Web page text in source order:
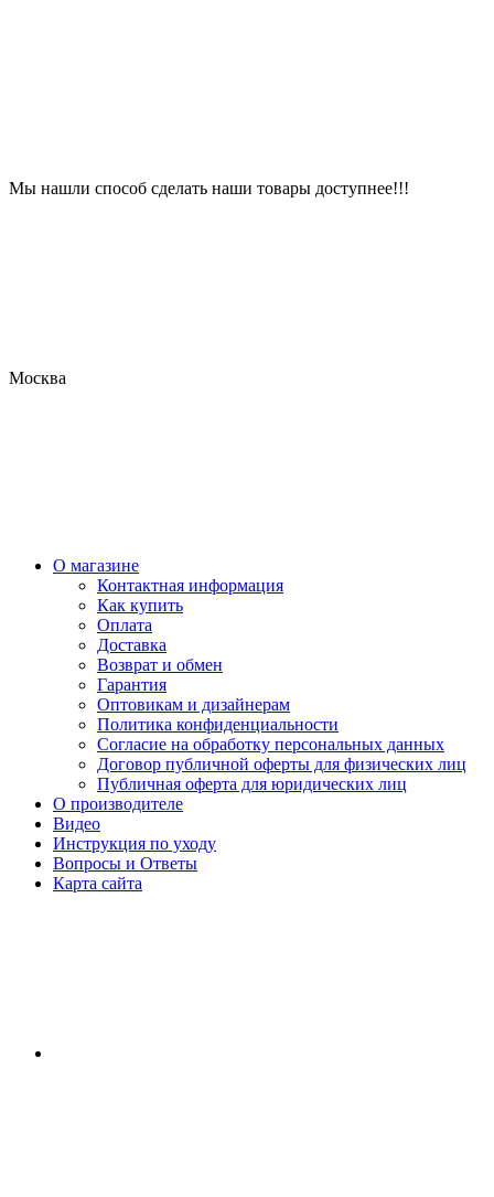
Мы нашли способ сделать наши товары доступнее!!!
Москва
О магазине
Контактная информация
Как купить
Оплата
Доставка
Возврат и обмен
Гарантия
Оптовикам и дизайнерам
Политика конфиденциальности
Согласие на обработку персональных данных
Договор публичной оферты для физических лиц
Публичная оферта для юридических лиц
О производителе
Видео
Инструкция по уходу
Вопросы и Ответы
Карта сайта